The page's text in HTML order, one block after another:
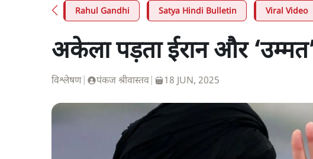
Rahul Gandhi Satya Hindi Bulletin Viral Video
अकेला पड़ता ईरान और
विश्लेषण पंकज श्रीवास्तव 18 JUN, 2025